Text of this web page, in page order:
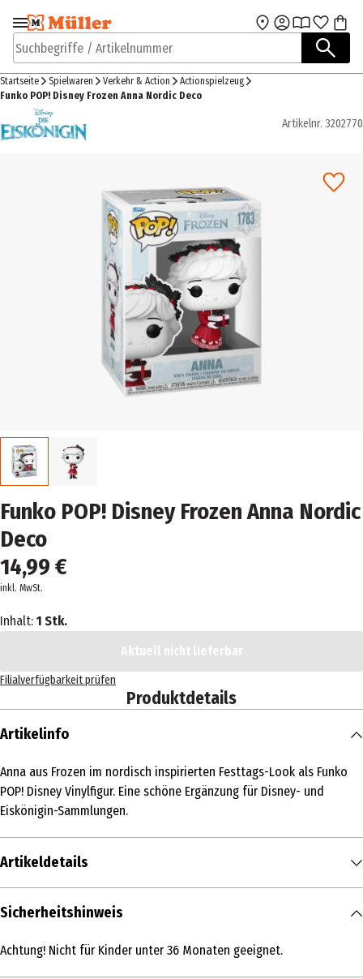
Zur Navigation
springen
Zum Hauptinhalt
Suchbegriffe / Artikelnummer
Startseite Spielwaren Verkehr & Action
Actionspielzeug
Funko POP! Disney Frozen Anna Nordic Deco
Artikelnr. 3202770
Funko POP! Disney Frozen Anna Nordic
Deco
14,99 €
inkl. MwSt.
Inhalt: 1 Stk.
Aktuell nicht lieferbar
Filialverfügbarkeit prüfen
Produktdetails
Artikelinfo
Anna aus Frozen im nordisch inspirierten Festtags-Look als Funko
POP! Disney Vinylfigur. Eine schöne Ergänzung für Disney- und
Eiskönigin-Sammlungen.
Artikeldetails
Inhalt
Produkttyp
Sicherheitshinweis
Achtung! Nicht für Kinder unter 36 Monaten geeignet.